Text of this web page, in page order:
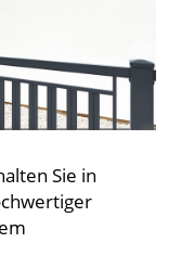
Sie in